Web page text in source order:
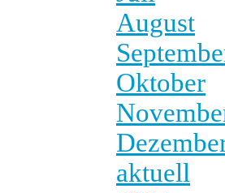
August
Oktober
aktuell